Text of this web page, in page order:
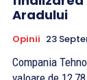
Aradului
Opinii 23
Compania